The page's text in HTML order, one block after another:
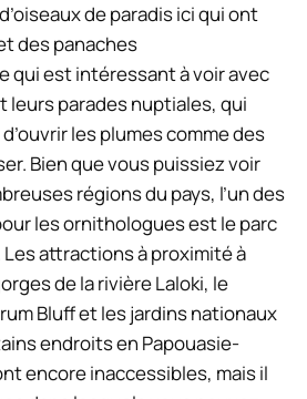
de paradis ici qui ont
des panaches
qui est intéressant à voir avec
leurs parades nuptiales, qui
les plumes comme des
Bien que vous puissiez voir
régions du pays, l’un des
les ornithologues est le parc
Les attractions à proximité à
de la rivière Laloki, le
Bluff et les jardins nationaux
endroits en Papouasie-
encore inaccessibles, mais il